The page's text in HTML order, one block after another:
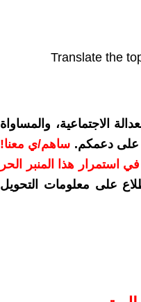
Translate the
الاجتماعية، والمساواة
على دعمكم. ساهم/ي معنا!
في استمرار هذا المنبر الحر
على معلومات التحويل